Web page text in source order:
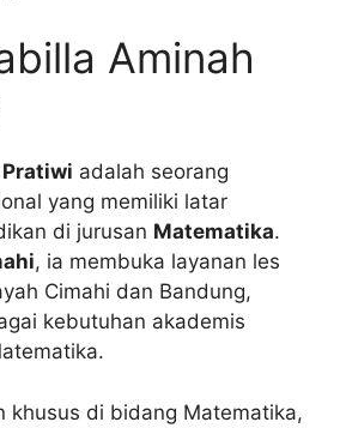
Aminah
adalah seorang
yang memiliki latar
di jurusan Matematika.
, ia membuka layanan les
Cimahi dan Bandung,
kebutuhan akademis
khusus di bidang Matematika,